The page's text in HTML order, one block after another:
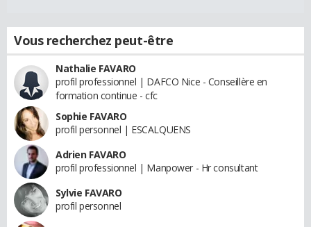
Vous recherchez peut-être
Nathalie FAVARO
profil professionnel | DAFCO Nice - Conseillère en
formation continue - cfc
Sophie FAVARO
profil personnel | ESCALQUENS
Adrien FAVARO
profil professionnel | Manpower - Hr consultant
Sylvie FAVARO
profil personnel